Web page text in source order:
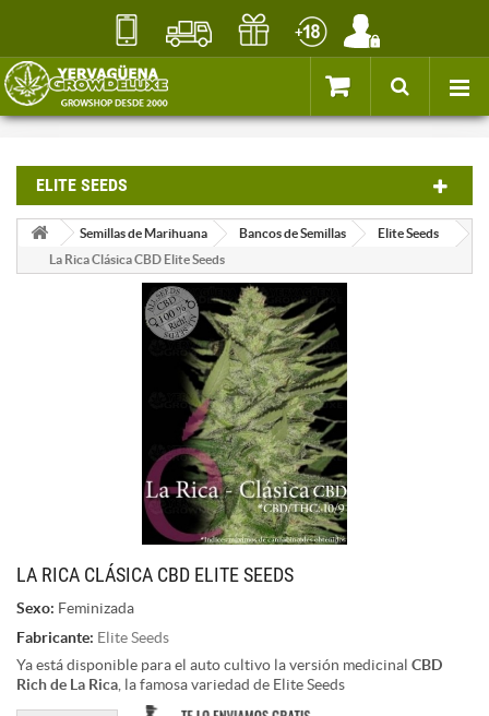
ELITE SEEDS
Semillas de Marihuana Bancos de Semillas
Elite Seeds
La Rica Clásica CBD Elite Seeds
LA RICA CLÁSICA CBD ELITE SEEDS
Sexo: Feminizada
Fabricante: Elite Seeds
Ya está disponible para el auto cultivo la versión medicinal CBD
Richde La Rica , la famosa variedad de Elite Seeds